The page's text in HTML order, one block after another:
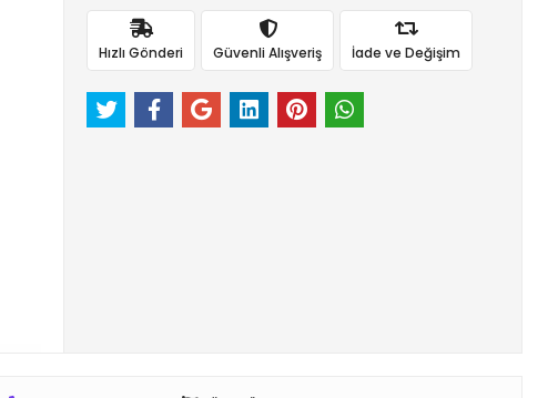
Hızlı Gönderi Güvenli Alışveriş İade ve Değişim